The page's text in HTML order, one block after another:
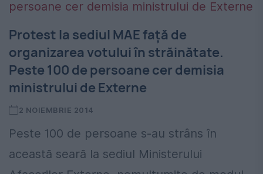
Protest la sediul MAE faţă de
organizarea votului în străinătate.
Peste 100 de persoane cer demisia
ministrului de Externe
2 NOIEMBRIE 2014
Peste 100 de persoane s-au strâns în
această seară la sediul Ministerului